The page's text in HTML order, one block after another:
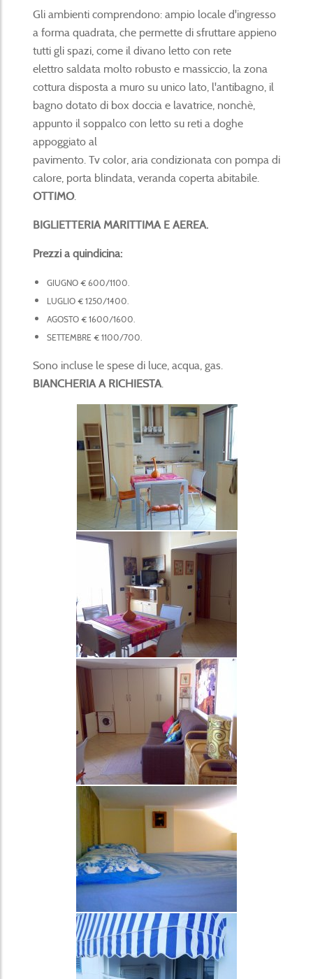
Gli ambienti comprendono: ampio locale d'ingresso
a forma quadrata, che permette di sfruttare appieno
tutti gli spazi, come il divano letto con rete
elettro saldata molto robusto e massiccio, la zona
cottura disposta a muro su unico lato, l'antibagno, il
bagno dotato di box doccia e lavatrice, nonchè,
appunto il soppalco con letto su reti a doghe
appoggiato al
pavimento. Tv color, aria condizionata con pompa di
calore, porta blindata, veranda coperta abitabile.
OTTIMO.
BIGLIETTERIA MARITTIMA E AEREA.
Prezzi a quindicina:
GIUGNO € 600/1100.
LUGLIO € 1250/1400.
AGOSTO € 1600/1600.
SETTEMBRE € 1100/700.
Sono incluse le spese di luce, acqua, gas.
BIANCHERIA A RICHIESTA.